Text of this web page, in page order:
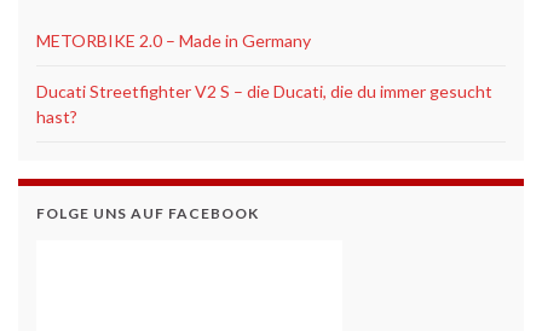
METORBIKE 2.0 – Made in Germany
Ducati Streetfighter V2 S – die Ducati, die du immer gesucht
hast?
FOLGE UNS AUF FACEBOOK